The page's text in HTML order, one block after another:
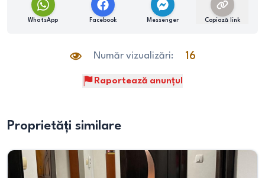
WhatsApp Facebook Messenger Copiază link
Număr vizualizări: 16
Raportează anunțul
Proprietăți similare